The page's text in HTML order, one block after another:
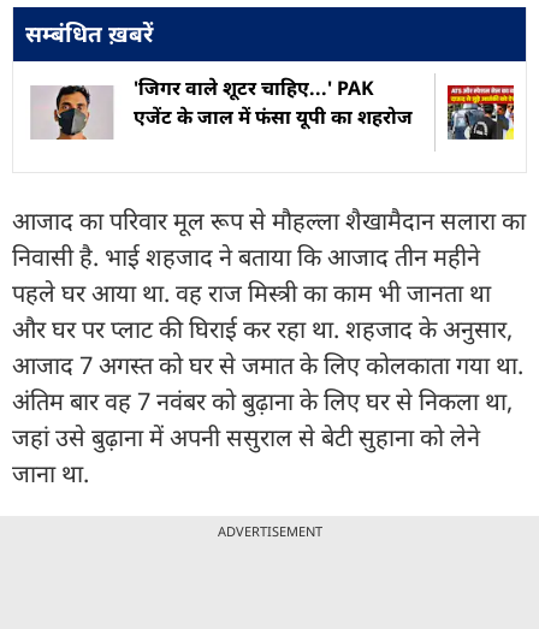
सम्बंधित ख़बरें
'जिगर वाले शूटर चाहिए...' PAK
एजेंट के जाल में फंसा यूपी का शहरोज
आजाद का परिवार मूल रूप से मौहल्ला शैखामैदान सलारा का
निवासी है. भाई शहजाद ने बताया कि आजाद तीन महीने
पहले घर आया था. वह राज मिस्त्री का काम भी जानता था
और घर पर प्लाट की घिराई कर रहा था. शहजाद के अनुसार,
आजाद 7 अगस्त को घर से जमात के लिए कोलकाता गया था.
अंतिम बार वह 7 नवंबर को बुढ़ाना के लिए घर से निकला था,
जहां उसे बुढ़ाना में अपनी ससुराल से बेटी सुहाना को लेने
जाना था.
ADVERTISEMENT